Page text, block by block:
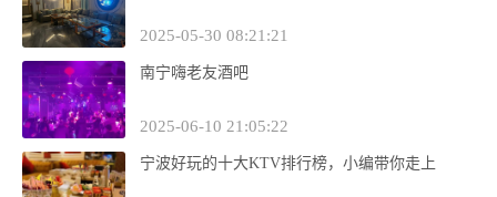
2025-05-30 08:21:21
南宁嗨老友酒吧
2025-06-10 21:05:22
宁波好玩的十大KTV排行榜，小编带你走上